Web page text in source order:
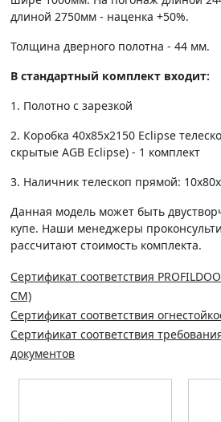
длиной 2750мм - наценка +50%.
Толщина дверного полотна - 44 мм.
В стандартный комплект входит:
1. Полотно c зарезкой
2. Коробка 40х85х2150 Eclipse
скрытые AGB Eclipse) - 1 комплект
3. Наличник телескоп прямой:
Данная модель может быть
купе. Наши менеджеры
рассчитают стоимость комплекта.
Сертификат соответствия
СМ)
Сертификат соответствия
Сертификат соответствия
документов